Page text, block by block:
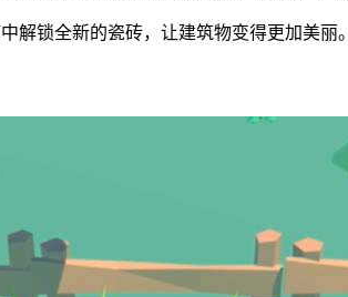
解锁全新的瓷砖，让建筑物变得更加美丽。